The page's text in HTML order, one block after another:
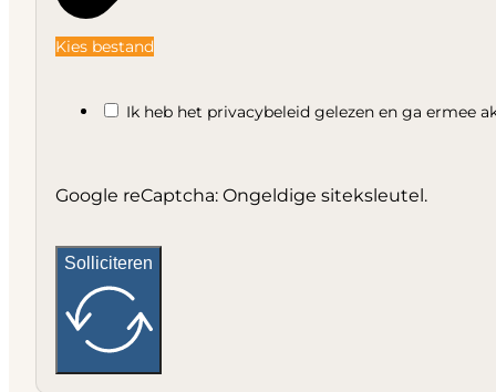
Kies bestand
Ik heb het privacybeleid gelezen en ga ermee
Google reCaptcha: Ongeldige siteksleutel.
Solliciteren